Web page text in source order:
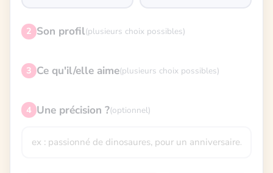
2 Son profil(plusieurs choix possibles)
3 Ce qu'il/elle aime(plusieurs choix possibles)
4 Une précision ?(optionnel)